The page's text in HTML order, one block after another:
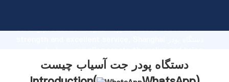
strong production capability, advanced research
values to all of customers.
دستگاه پودر جت آسیاب چیست